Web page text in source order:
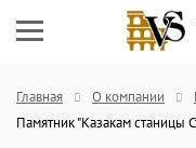
Главная О компании
Памятник "Казакам станицы